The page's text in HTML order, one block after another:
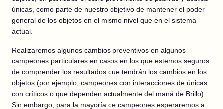
únicas, como parte de nuestro objetivo de mantener el poder
general de los objetos en el mismo nivel que en el sistema
actual.
Realizaremos algunos cambios preventivos en algunos
campeones particulares en casos en los que estemos seguros
de comprender los resultados que tendrán los cambios en los
objetos (por ejemplo, campeones con interacciones de únicas
con críticos o que dependen actualmente del maná de Brillo).
Sin embargo, para la mayoría de campeones esperaremos a